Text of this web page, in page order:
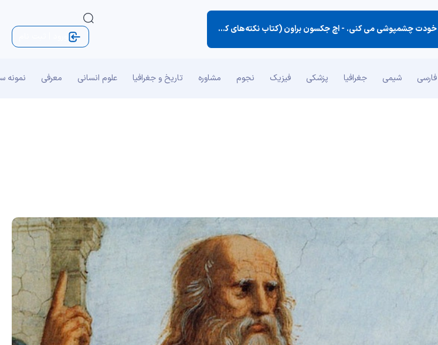
خودت چشمپوشی می كنی. -اچ جکسون براون (کتاب نکته‌های کوچک زندگی)
شیمی جغرافیا پزشکی فیزیک نجوم مشاوره تاریخ و جغرافیا علوم انسانی معرفی نمونه